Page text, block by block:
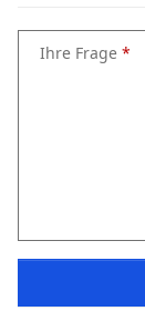
Ihre Frage